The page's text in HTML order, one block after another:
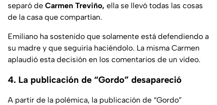
separó de Carmen Treviño, ella se llevó todas las cosas
de la casa que compartían.
Emiliano ha sostenido que solamente está defendiendo a
su madre y que seguiría haciéndolo. La misma Carmen
aplaudió esta decisión en los comentarios de un video.
4. La publicación de “Gordo” desapareció
A partir de la polémica, la publicación de “Gordo”